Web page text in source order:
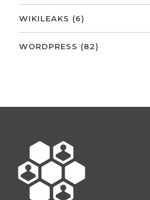
WIKILEAKS (6)
WORDPRESS (82)